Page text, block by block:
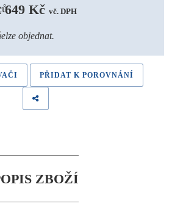
649 Kč vč. DPH
objednat.
PŘIDAT K POROVNÁNÍ
ZBOŽÍ